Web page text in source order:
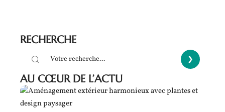
RECHERCHE
AU CŒUR DE L’ACTU